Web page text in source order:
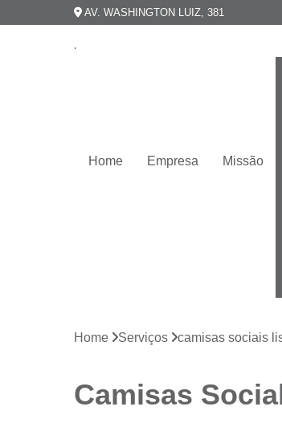
AV. WASHINGTON LUIZ, 381
Home Empresa Missão
Home Serviços camisas sociais
Camisas